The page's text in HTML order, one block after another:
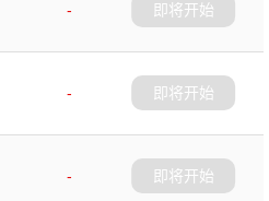
-
即将开始
-
即将开始
-
即将开始